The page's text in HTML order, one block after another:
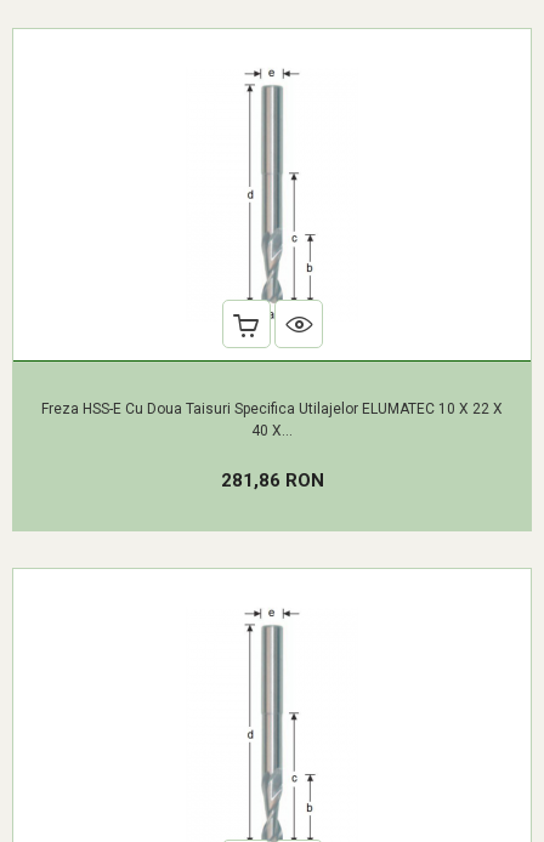
Freza HSS-E Cu Doua Taisuri Specifica Utilajelor ELUMATEC 10 X 22 X
40 X...
281,86 RONPret